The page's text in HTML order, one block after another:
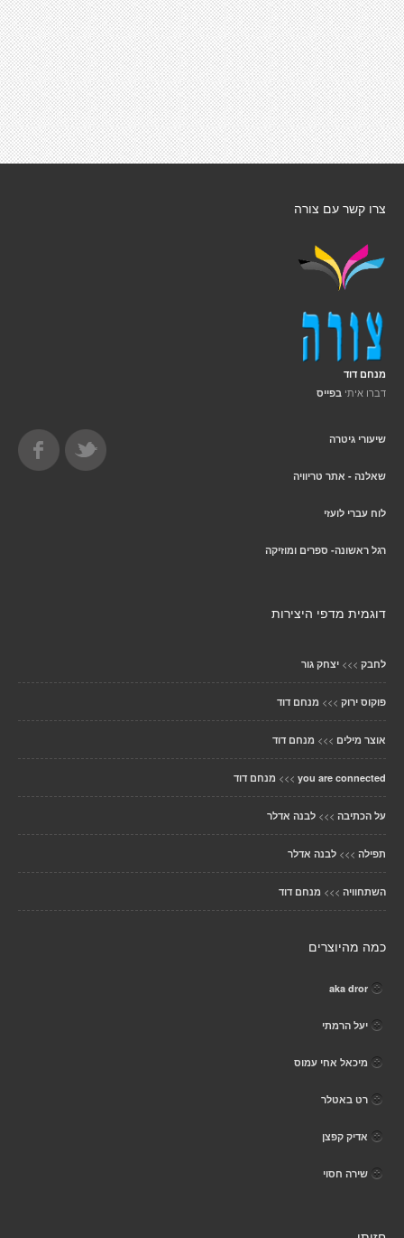
צרו קשר עם צורה
מנחם דוד
דברו איתי בפייס
שיעורי גיטרה
שאלנה - אתר טריוויה
לוח עברי לועזי
רגל ראשונה- ספרים ומוזיקה
דוגמית מדפי היצירות
לחבק >>> יצחק גור
פוקוס ירוק >>> מנחם דוד
אוצר מילים >>> מנחם דוד
you are connected
>>> מנחם דוד
על הכתיבה >>> לבנה אדלר
תפילה >>> לבנה אדלר
השתחוויה >>> מנחם דוד
כמה מהיוצרים
aka dror
יעל הרמתי
מיכאל אחי עמוס
רט באטלר
אדיק קפצן
שירה חסוי